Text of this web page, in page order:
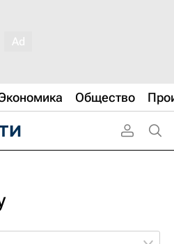
Общество